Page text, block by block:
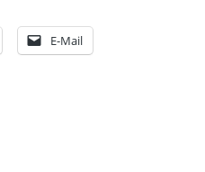
E-Mail